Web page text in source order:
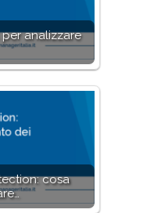
analizzare
cosa